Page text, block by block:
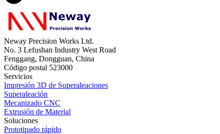
Neway Precision Works Ltd.
No. 3 Lefushan Industry West Road
Fenggang, Dongguan, China
Código postal 523000
Servicios
Impresión 3D de Superaleaciones
Superaleación
Mecanizado CNC
Extrusión de Material
Soluciones
Prototipado rápido